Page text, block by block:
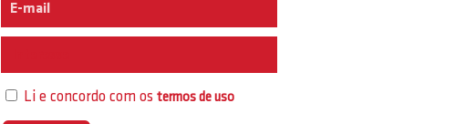
Li e concordo com ostermos de uso